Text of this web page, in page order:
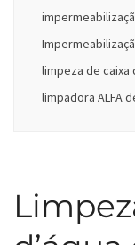
limpeza de caixa
limpadora ALFA